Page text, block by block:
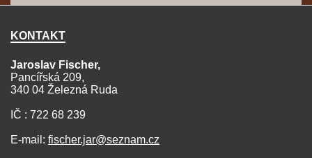
KONTAKT
Jaroslav Fischer,
Pancířská 209,
340 04 Železná Ruda
IČ : 722 68 239
E-mail: fischer.jar@seznam.cz